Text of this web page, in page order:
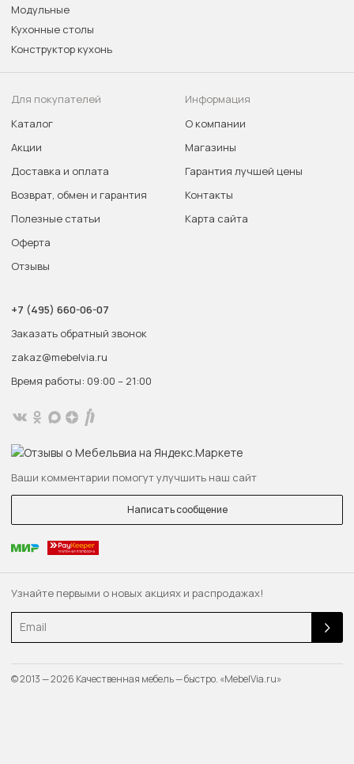
Узнайте первыми о новых акциях и распродажах!
Email
Модульные
Кухонные столы
Конструктор кухонь
Для покупателей
Каталог
Акции
Доставка и оплата
Возврат, обмен и гарантия
Полезные статьи
Оферта
Отзывы
Информация
О компании
Магазины
Гарантия лучшей цены
Контакты
Карта сайта
+7 (495) 660-06-07
Заказать обратный звонок
zakaz@mebelvia.ru
Время работы: 09:00 – 21:00
Ваши комментарии помогут улучшить наш сайт
Написать сообщение
© 2013 — 2026 Качественная мебель — быстро. «MebelVia.ru»